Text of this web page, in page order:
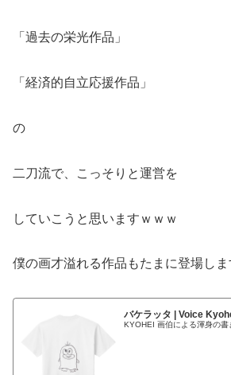
「過去の栄光作品」
「経済的自立応援作品」
の
二刀流で、こっそりと運営を
していこうと思いますｗｗｗ
僕の画才溢れる作品もたまに登場しま
バケラッタ | Voice
KYOHEI 画伯による渾身の書